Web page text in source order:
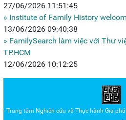
27/06/2026 11:51:45
» Institute of Family History
13/06/2026 09:40:38
» FamilySearch làm việc với Thư
TP.HCM
12/06/2026 10:12:25
- Trung tâm Nghiên cứu và Thực hành Gia